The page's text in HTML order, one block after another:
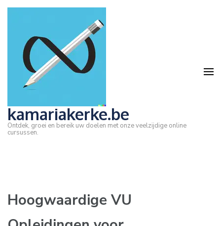
Ga
Enter)
kamariakerke.be
Ontdek, groei en bereik uw doelen met onze veelzijdige online
cursussen.
Hoogwaardige VU